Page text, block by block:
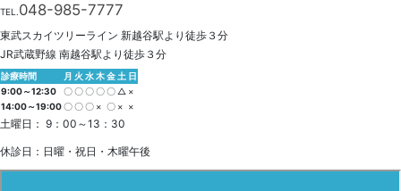
TEL.048-985-7777
東武スカイツリーライン 新越谷駅より徒歩３分
JR武蔵野線 南越谷駅より徒歩３分
診療時間 月 火 水木金 土 日
9:00～12:30
〇〇〇〇〇 △ ×
14:00～19:00〇〇〇 × 〇 × ×
土曜日： 9：00～13：30
休診日：日曜・祝日・木曜午後